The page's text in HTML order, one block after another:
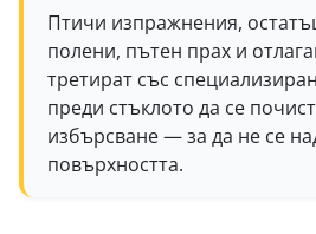
Птичи изпражнения,
полени, пътен прах и
третират със
преди стъклото да се
избърсване — за да не се
повърхността.